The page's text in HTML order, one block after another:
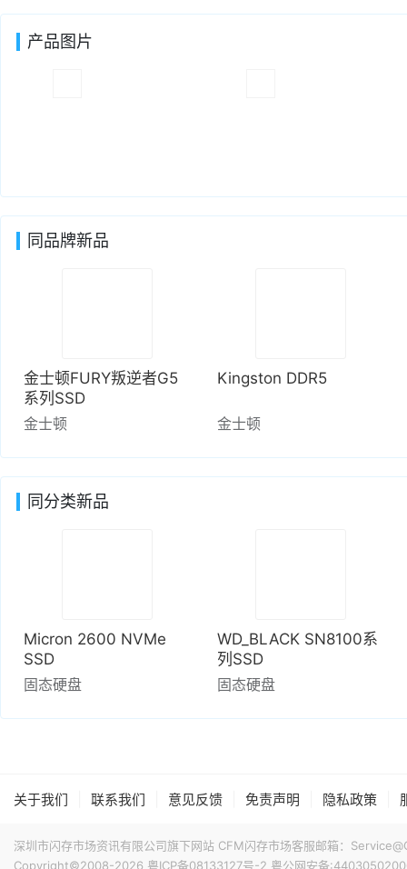
产品图片
同品牌新品
金士顿FURY叛逆者G5
系列SSD
金士顿
Kingston DDR5
金士顿
同分类新品
Micron 2600 NVMe
SSD
固态硬盘
WD_BLACK SN8100系
列SSD
固态硬盘
关于我们 联系我们 意见反馈 免责声明 隐私政策
深圳市闪存市场资讯有限公司旗下网站 CFM闪存市场客服邮箱：
Copyright©2008-2026 粤ICP备08133127号-2 粤公网安备